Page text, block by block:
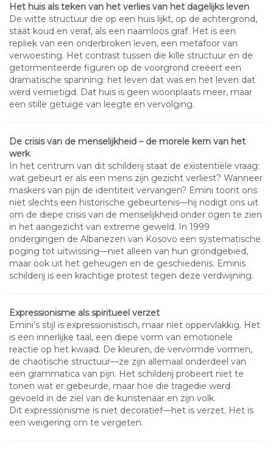
Het huis als teken van het verlies van het dagelijks leven
De witte structuur die op een huis lijkt, op de achtergrond,
staat koud en veraf, als een naamloos graf. Het is een
repliek van een onderbroken leven, een metafoor van
verwoesting. Het contrast tussen die kille structuur en de
getormenteerde figuren op de voorgrond creëert een
dramatische spanning: het leven dat was en het leven dat
werd vernietigd. Dat huis is geen woonplaats meer, maar
een stille getuige van leegte en vervolging.
De crisis van de menselijkheid – de morele kern van het
werk
In het centrum van dit schilderij staat de existentiële vraag:
wat gebeurt er als een mens zijn gezicht verliest? Wanneer
maskers van pijn de identiteit vervangen? Emini toont ons
niet slechts een historische gebeurtenis—hij nodigt ons uit
om de diepe crisis van de menselijkheid onder ogen te zien
in het aangezicht van extreme geweld. In 1999
ondergingen de Albanezen van Kosovo een systematische
poging tot uitwissing—niet alleen van hun grondgebied,
maar ook uit het geheugen en de geschiedenis. Eminis
schilderij is een krachtige protest tegen deze verdwijning.
Expressionisme als spiritueel verzet
Emini’s stijl is expressionistisch, maar niet oppervlakkig. Het
is een innerlijke taal, een diepe vorm van emotionele
reactie op het kwaad. De kleuren, de vervormde vormen,
de chaotische structuur—ze zijn allemaal onderdeel van
een grammatica van pijn. Het schilderij probeert niet te
tonen wat er gebeurde, maar hoe die tragedie werd
gevoeld in de ziel van de kunstenaar en zijn volk.
Dit expressionisme is niet decoratief—het is verzet. Het is
een weigering om te vergeten.